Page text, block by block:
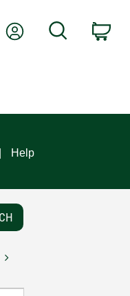
My AccountSearch
Help